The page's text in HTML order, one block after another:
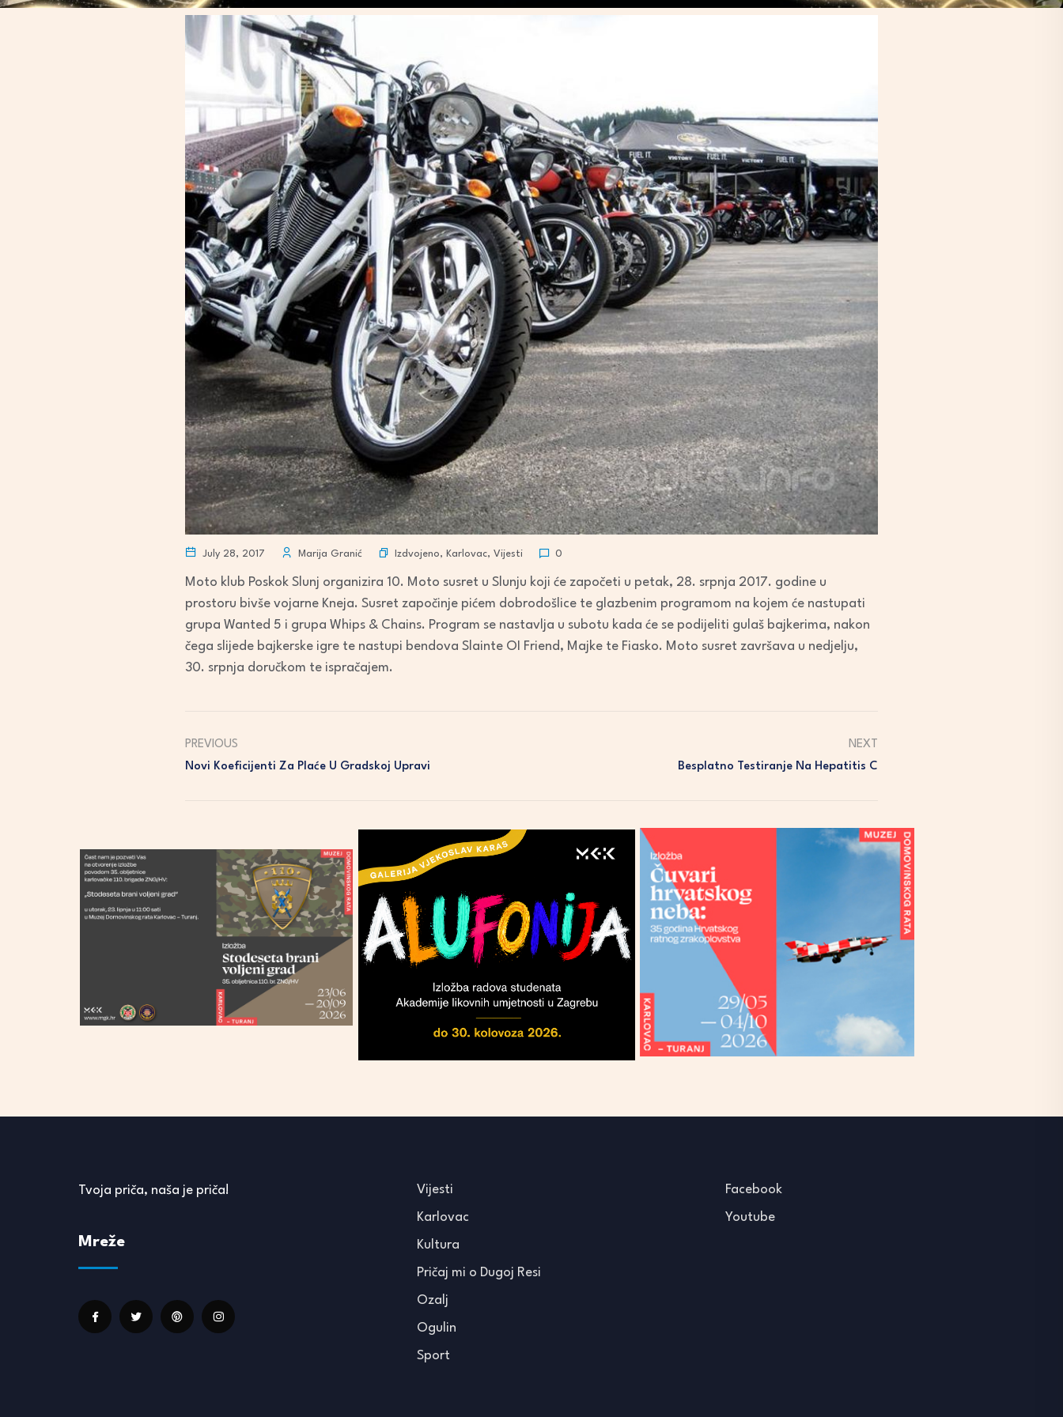
July 28, 2017 Marija Granić Izdvojeno, Karlovac, Vijesti 0
Moto klub Poskok Slunj organizira 10. Moto susret u Slunju koji će započeti u petak, 28. srpnja 2017. godine u
prostoru bivše vojarne Kneja. Susret započinje pićem dobrodošlice te glazbenim programom na kojem će nastupati
grupa Wanted 5 i grupa Whips & Chains. Program se nastavlja u subotu kada će se podijeliti gulaš bajkerima, nakon
čega slijede bajkerske igre te nastupi bendova Slainte OI Friend, Majke te Fiasko. Moto susret završava u nedjelju,
30. srpnja doručkom te ispračajem.
PREVIOUS
Novi Koeficijenti Za Plaće U Gradskoj Upravi
NEXT
Besplatno Testiranje Na Hepatitis C
Tvoja priča, naša je priča!
Mreže
Vijesti
Karlovac
Kultura
Pričaj mi o Dugoj Resi
Ozalj
Ogulin
Sport
Facebook
Youtube